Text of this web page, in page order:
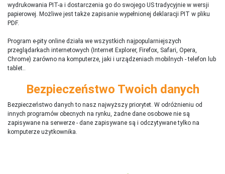
wydrukowania PIT-a i dostarczenia go do swojego US tradycyjnie w wersji
papierowej. Możliwe jest także zapisanie wypełnionej deklaracji PIT w pliku
PDF.
Program e-pity online działa we wszystkich najpopularniejszych
przeglądarkach internetowych (Internet Explorer, Firefox, Safari, Opera,
Chrome) zarówno na komputerze, jaki i urządzeniach mobilnych - telefon lub
tablet..
Bezpieczeństwo Twoich danych
Bezpieczeństwo danych to nasz najwyższy priorytet. W odróżnieniu od
innych programów obecnych na rynku, żadne dane osobowe nie są
zapisywane na serwerze - dane zapisywane są i odczytywane tylko na
komputerze użytkownika.